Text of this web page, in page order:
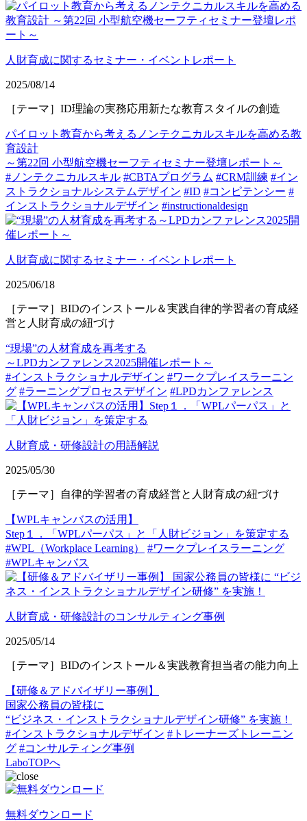
人財育成に関するセミナー・イベントレポート
2025/08/14
［テーマ］ID理論の実務応用新たな教育スタイルの創造
パイロット教育から考えるノンテクニカルスキルを高める教
育設計
～第22回 小型航空機セーフティセミナー登壇レポート～
#ノンテクニカルスキル #CBTAプログラム #CRM訓練 #イン
ストラクショナルシステムデザイン #ID #コンピテンシー #
インストラクショナルデザイン #instructionaldesign
人財育成に関するセミナー・イベントレポート
2025/06/18
［テーマ］BIDのインストール＆実践自律的学習者の育成経
営と人財育成の紐づけ
“現場”の人材育成を再考する
～LPDカンファレンス2025開催レポート～
#インストラクショナルデザイン #ワークプレイスラーニン
グ #ラーニングプロセスデザイン #LPDカンファレンス
人財育成・研修設計の用語解説
2025/05/30
［テーマ］自律的学習者の育成経営と人財育成の紐づけ
【WPLキャンバスの活用】
Step１．「WPLパーパス」と「人財ビジョン」を策定する
#WPL（Workplace Learning）
#ワークプレイスラーニング
#WPLキャンバス
人財育成・研修設計のコンサルティング事例
2025/05/14
［テーマ］BIDのインストール＆実践教育担当者の能力向上
【研修＆アドバイザリー事例】
国家公務員の皆様に
“ビジネス・インストラクショナルデザイン研修” を実施！
#インストラクショナルデザイン #トレーナーズトレーニン
グ #コンサルティング事例
LaboTOPへ
無料ダウンロード